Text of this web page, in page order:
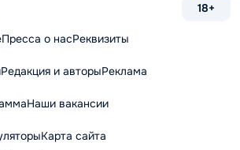
18+
Пресса о насРеквизиты
Редакция и авторыРеклама
Наши вакансии
Карта сайта